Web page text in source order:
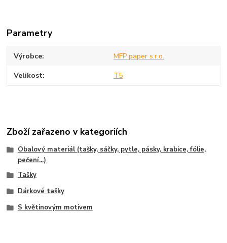
Parametry
Výrobce MFP paper s.r.o.
Velikost T5
Zboží zařazeno v kategoriích
Obalový materiál (tašky, sáčky, pytle, pásky, krabice, fólie,
pečení...)
Tašky
Dárkové tašky
S květinovým motivem